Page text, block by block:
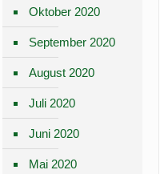
Oktober 2020
September 2020
August 2020
Juli 2020
Juni 2020
Mai 2020